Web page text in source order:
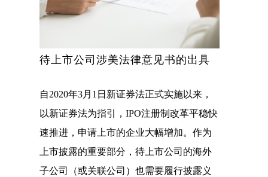
待上市公司涉美法律意见书的出具
自2020年3月1日新证券法正式实施以来，
以新证券法为指引，IPO注册制改革平稳快
速推进，申请上市的企业大幅增加。作为
上市披露的重要部分，待上市公司的海外
子公司（或关联公司）也需要履行披露义